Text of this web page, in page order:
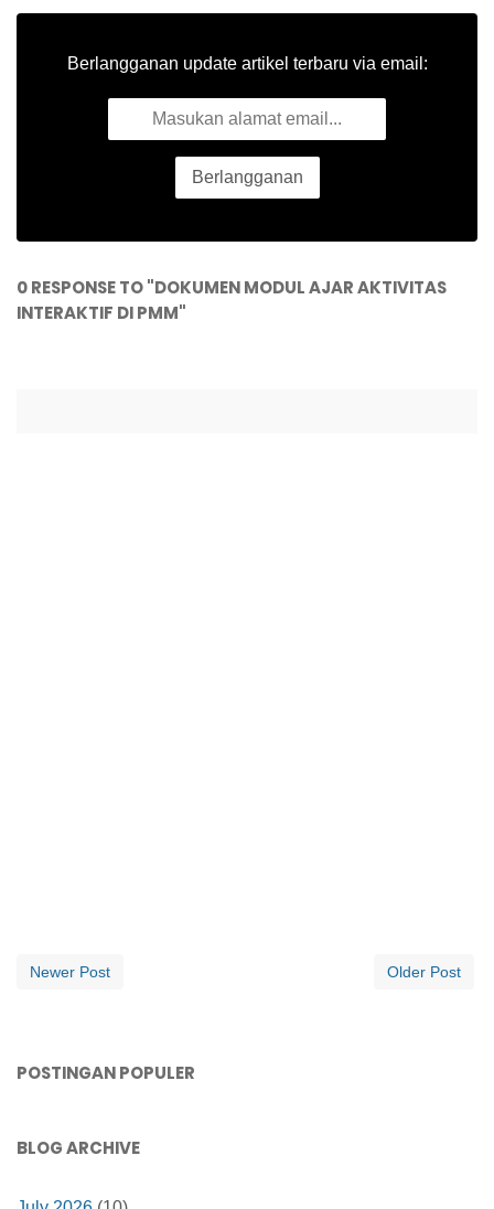
Berlangganan update artikel terbaru via email:
0 RESPONSE TO "DOKUMEN MODUL AJAR AKTIVITAS
INTERAKTIF DI PMM"
Newer Post Older Post
POSTINGAN POPULER
BLOG ARCHIVE